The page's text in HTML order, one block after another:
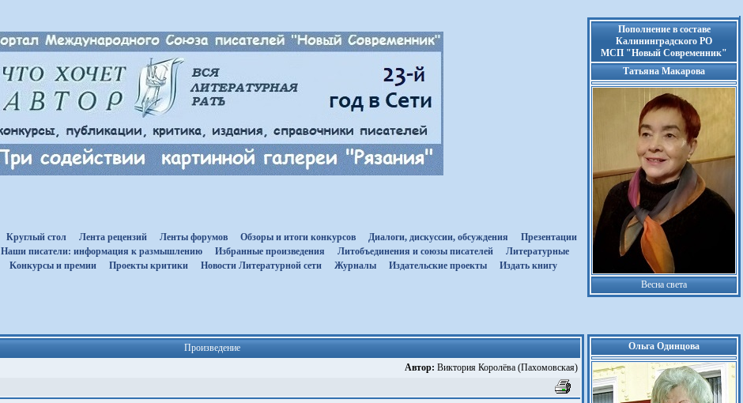
Круглый стол Лента рецензий Ленты форумов Обзоры и итоги конкурсов Диалоги, дискуссии, обсуждения
Презентации
Наши писатели: информация к размышлению Избранные произведения Литобъединения и союзы писателей
Литературные
Kонкурсы и премии Проекты критики Новости Литературной сети Журналы Издательские проекты Издать книгу
Пополнение в составе
Калининградского РО
МСП "Новый Современник"
Татьяна Макарова
Весна света
Произведение
Автор: Виктория Королёва (Пахомовская)
Ольга Одинцова